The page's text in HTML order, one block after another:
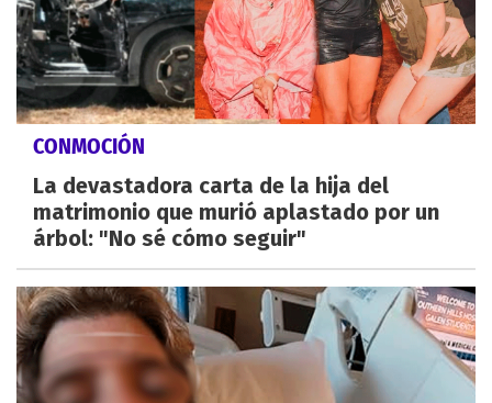
CONMOCIÓN
La devastadora carta de la hija del
matrimonio que murió aplastado por un
árbol: "No sé cómo seguir"